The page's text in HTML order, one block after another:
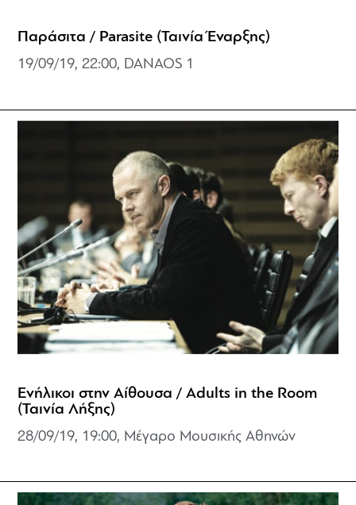
Παράσιτα / Parasite (Ταινία Έναρξης)
19/09/19, 22:00, DANAOS 1
Ενήλικοι στην Αίθουσα / Adults in the Room
(Ταινία Λήξης)
28/09/19, 19:00, Μέγαρο Μουσικής Αθηνών